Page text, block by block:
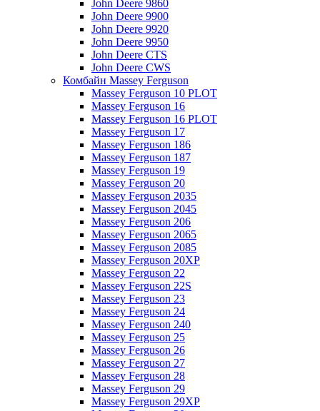
John Deere 9860
John Deere 9900
John Deere 9920
John Deere 9950
John Deere CTS
John Deere CWS
Комбайн Massey Ferguson
Massey Ferguson 10 PLOT
Massey Ferguson 16
Massey Ferguson 16 PLOT
Massey Ferguson 17
Massey Ferguson 186
Massey Ferguson 187
Massey Ferguson 19
Massey Ferguson 20
Massey Ferguson 2035
Massey Ferguson 2045
Massey Ferguson 206
Massey Ferguson 2065
Massey Ferguson 2085
Massey Ferguson 20XP
Massey Ferguson 22
Massey Ferguson 22S
Massey Ferguson 23
Massey Ferguson 24
Massey Ferguson 240
Massey Ferguson 25
Massey Ferguson 26
Massey Ferguson 27
Massey Ferguson 28
Massey Ferguson 29
Massey Ferguson 29XP